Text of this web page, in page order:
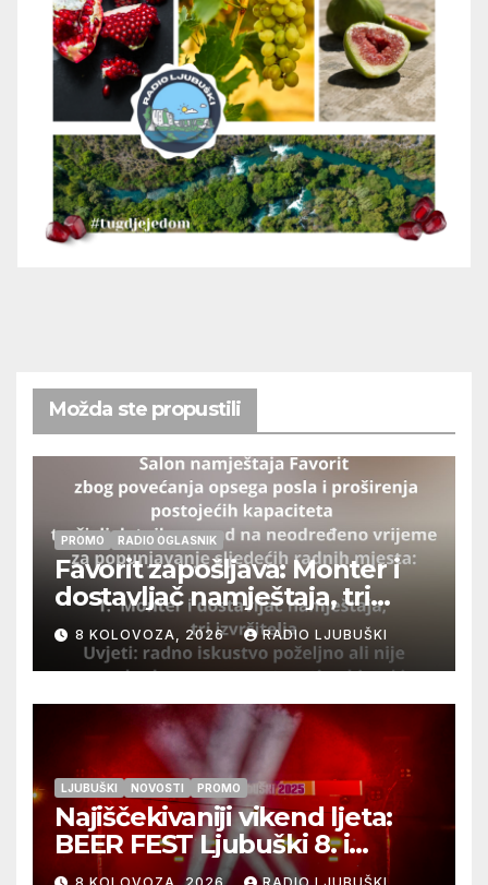
Možda ste propustili
PROMO RADIO OGLASNIK
Favorit zapošljava: Monter i
dostavljač namještaja, tri
izvršitelja
8 KOLOVOZA, 2026 RADIO LJUBUŠKI
LJUBUŠKI NOVOSTI PROMO
Najiščekivaniji vikend ljeta:
BEER FEST Ljubuški 8. i
9.kolovoza